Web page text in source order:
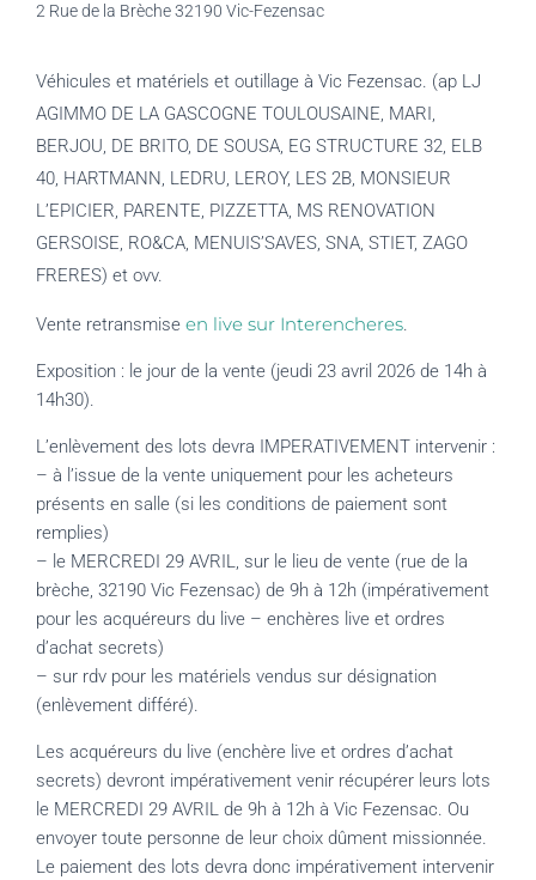
2 Rue de la Brèche 32190 Vic-Fezensac
Véhicules et matériels et outillage à Vic Fezensac. (ap LJ
AGIMMO DE LA GASCOGNE TOULOUSAINE, MARI,
BERJOU, DE BRITO, DE SOUSA, EG STRUCTURE 32, ELB
40, HARTMANN, LEDRU, LEROY, LES 2B, MONSIEUR
L’EPICIER, PARENTE, PIZZETTA, MS RENOVATION
GERSOISE, RO&CA, MENUIS’SAVES, SNA, STIET, ZAGO
FRERES) et ovv.
Vente retransmise en live sur Interencheres.
Exposition : le jour de la vente (jeudi 23 avril 2026 de 14h à
14h30).
L’enlèvement des lots devra IMPERATIVEMENT intervenir :
– à l’issue de la vente uniquement pour les acheteurs
présents en salle (si les conditions de paiement sont
remplies)
– le MERCREDI 29 AVRIL, sur le lieu de vente (rue de la
brèche, 32190 Vic Fezensac) de 9h à 12h (impérativement
pour les acquéreurs du live – enchères live et ordres
d’achat secrets)
– sur rdv pour les matériels vendus sur désignation
(enlèvement différé).
Les acquéreurs du live (enchère live et ordres d’achat
secrets) devront impérativement venir récupérer leurs lots
le MERCREDI 29 AVRIL de 9h à 12h à Vic Fezensac. Ou
envoyer toute personne de leur choix dûment missionnée.
Le paiement des lots devra donc impérativement intervenir